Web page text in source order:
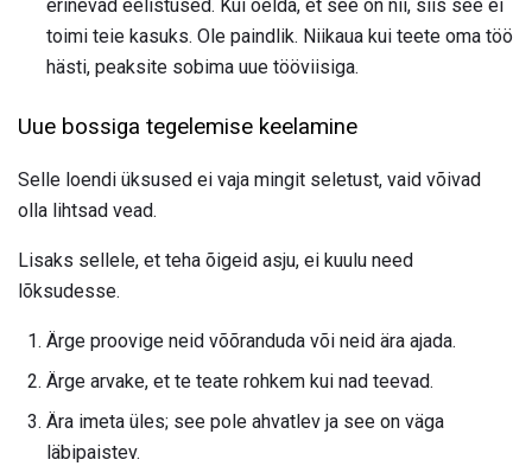
erinevad eelistused. Kui öelda, et see on nii, siis see ei
toimi teie kasuks. Ole paindlik. Niikaua kui teete oma töö
hästi, peaksite sobima uue tööviisiga.
Uue bossiga tegelemise keelamine
Selle loendi üksused ei vaja mingit seletust, vaid võivad
olla lihtsad vead.
Lisaks sellele, et teha õigeid asju, ei kuulu need
lõksudesse.
Ärge proovige neid võõranduda või neid ära ajada.
Ärge arvake, et te teate rohkem kui nad teevad.
Ära imeta üles; see pole ahvatlev ja see on väga
läbipaistev.